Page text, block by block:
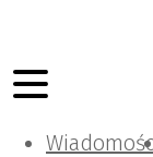
Tematy